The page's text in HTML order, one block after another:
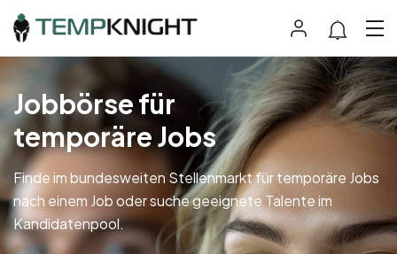
Jobbörse für
temporäre Jobs
Finde im bundesweiten Stellenmarkt für temporäre Jobs
nach einem Job oder suche geeignete Talente im
Kandidatenpool.